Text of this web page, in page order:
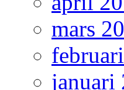
mars
januari